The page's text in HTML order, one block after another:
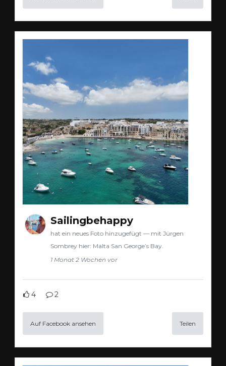
Sailingbehappy
hat ein neues Foto hinzugefügt — mit Jürgen
Sombrey hier: Malta San George’s Bay.
1 Monat 2 Wochen vor
4 2
Auf Facebook ansehen Teilen